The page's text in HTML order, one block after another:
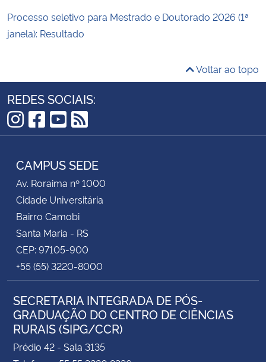
Processo seletivo para Mestrado e Doutorado 2026 (1ª
janela): Resultado
Voltar ao topo
REDES SOCIAIS:
Instagram
Facebook
YouTube
RSS
CAMPUS SEDE
Av. Roraima nº 1000
Cidade Universitária
Bairro Camobi
Santa Maria - RS
CEP: 97105-900
+55 (55) 3220-8000
SECRETARIA INTEGRADA DE PÓS-
GRADUAÇÃO DO CENTRO DE CIÊNCIAS
RURAIS (SIPG/CCR)
Prédio 42 - Sala 3135